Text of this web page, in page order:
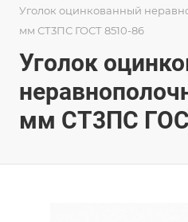
Уголок оцинкованный
мм СТ3ПС ГОСТ 8510-86
Уголок
мм СТ3ПС